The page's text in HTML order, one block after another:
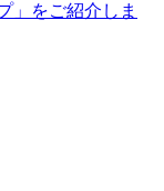
」をご紹介しま